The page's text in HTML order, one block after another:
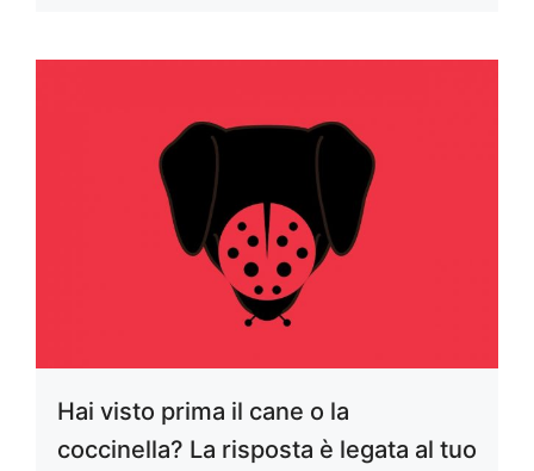
Hai visto prima il cane o la
coccinella? La risposta è legata al tuo